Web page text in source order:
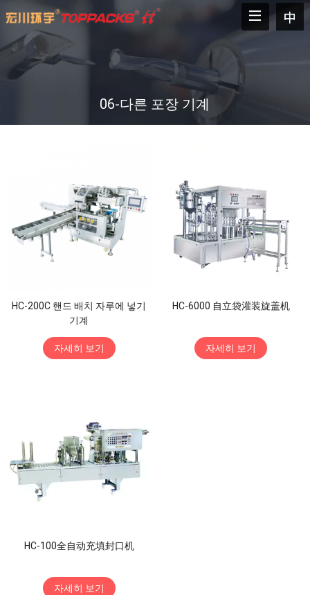
06-다른 포장 기계
HC-200C 핸드 배치 자루에 넣기
기계
자세히 보기
HC-6000 自立袋灌装旋盖机
자세히 보기
HC-100全自动充填封口机
자세히 보기